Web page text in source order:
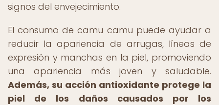
signos del envejecimiento.
El consumo de camu camu puede ayudar a
reducir la apariencia de arrugas, líneas de
expresión y manchas en la piel, promoviendo
una apariencia más joven y saludable.
Además, su acción antioxidante protege la
piel de los daños causados por los